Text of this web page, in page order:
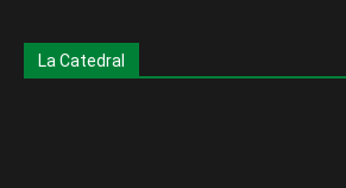
La Catedral